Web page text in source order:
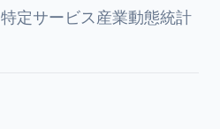
定サービス産業動態統計